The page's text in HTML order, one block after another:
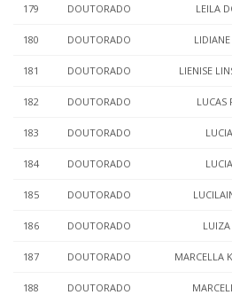
179 DOUTORADO LEILA
180 DOUTORADO
181 DOUTORADO LIENISE
182 DOUTORADO LUCAS
183 DOUTORADO
184 DOUTORADO
185 DOUTORADO
186 DOUTORADO
187 DOUTORADO MARCELLA
188 DOUTORADO